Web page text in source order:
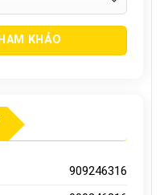
909246316